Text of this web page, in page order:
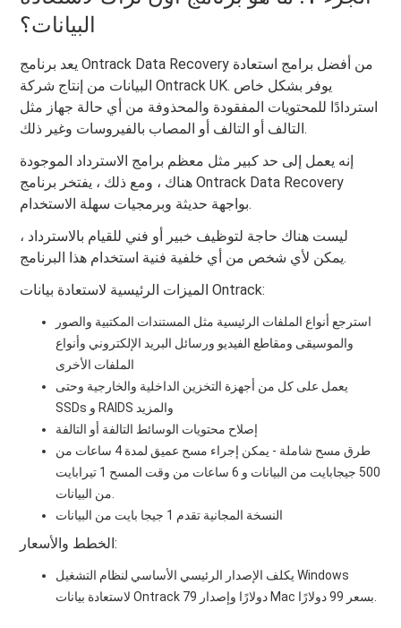
البيانات؟
يعد برنامج Ontrack Data Recovery من أفضل برامج استعادة
البيانات من إنتاج شركة Ontrack UK. يوفر بشكل خاص
استردادًا للمحتويات المفقودة والمحذوفة من أي حالة جهاز مثل
التالف أو التالف أو المصاب بالفيروسات وغير ذلك.
إنه يعمل إلى حد كبير مثل معظم برامج الاسترداد الموجودة
هناك ، ومع ذلك ، يفتخر برنامج Ontrack Data Recovery
بواجهة حديثة وبرمجيات سهلة الاستخدام.
ليست هناك حاجة لتوظيف خبير أو فني للقيام بالاسترداد ،
يمكن لأي شخص من أي خلفية فنية استخدام هذا البرنامج.
الميزات الرئيسية لاستعادة بيانات Ontrack:
استرجع أنواع الملفات الرئيسية مثل المستندات المكتبية والصور
والموسيقى ومقاطع الفيديو ورسائل البريد الإلكتروني وأنواع
الملفات الأخرى
يعمل على كل من أجهزة التخزين الداخلية والخارجية وحتى
SSDs و RAIDS والمزيد
إصلاح محتويات الوسائط التالفة أو التالفة
طرق مسح شاملة - يمكن إجراء مسح عميق لمدة 4 ساعات من
500 جيجابايت من البيانات و 6 ساعات من وقت المسح 1 تيرابايت
النسخة المجانية تقدم 1 جيجا بايت من البيانات
الخطط والأسعار:
يكلف الإصدار الرئيسي الأساسي لنظام التشغيل Windows